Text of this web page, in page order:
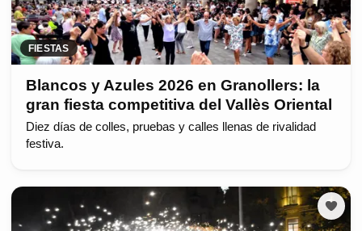
FIESTAS
Blancos y Azules 2026 en Granollers: la
gran fiesta competitiva del Vallès Oriental
Diez días de colles, pruebas y calles llenas de rivalidad
festiva.